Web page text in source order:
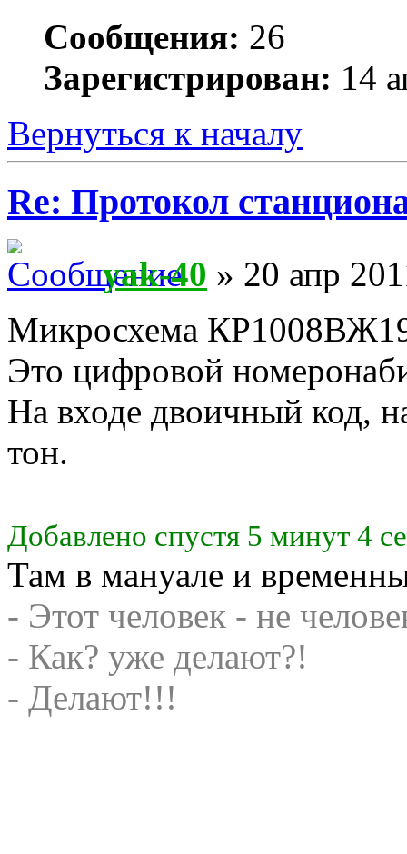
Сообщения: 26
Зарегистрирован: 14
Вернуться к началу
Re: Протокол
yak-40 » 20 апр
Микросхема КР1008ВЖ19
Это цифровой
На входе двоичный код,
тон.
Добавлено спустя 5 минут 4
Там в мануале и
- Этот человек - не
- Как? уже делают?!
- Делают!!!